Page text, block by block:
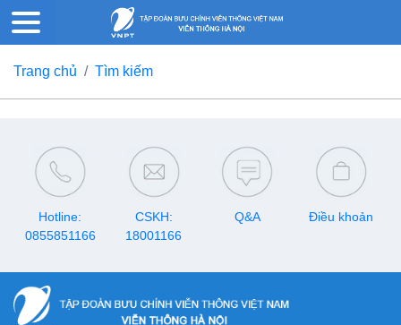
Trang chủ Tìm kiếm
Hotline:
0855851166
CSKH:
18001166
Q&A Điều khoản